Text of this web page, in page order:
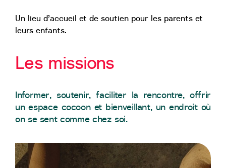
Un lieu d’accueil et de soutien pour les parents et
leurs enfants.
Les missions
Informer, soutenir, faciliter la rencontre, offrir
un espace cocoon et bienveillant, un endroit où
on se sent comme chez soi.